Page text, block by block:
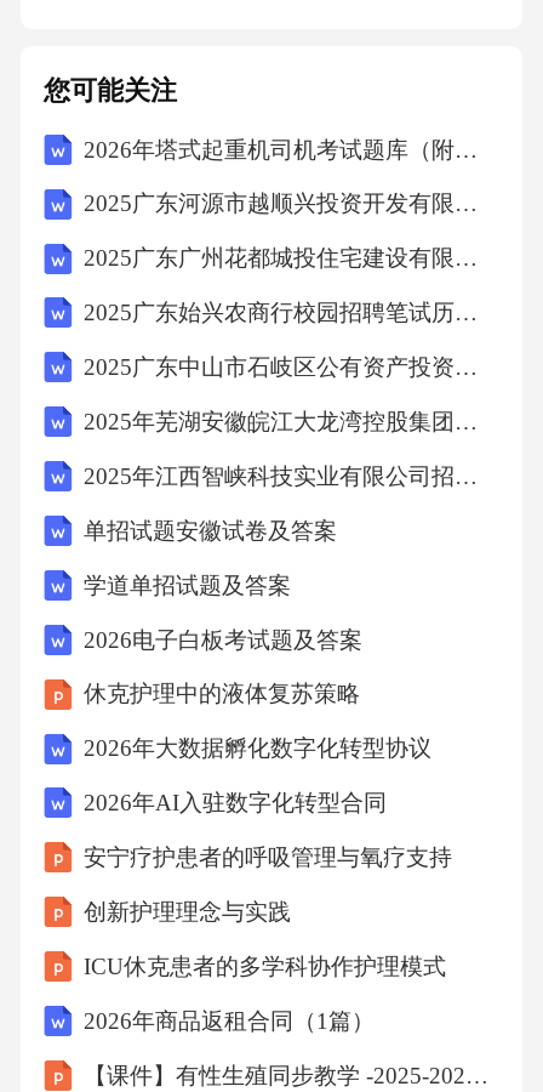
取得甲方的书面许可。未经许可，乙方不得擅
自使用、转让或以其他方式侵犯甲方的知识产
权。2.乙方在使用甲方知识产权时，应遵守相关
源和甲方公司的名称。十七、保密条款1.双方对
本合同内容以及合同履行过程中所知悉的对方
商业秘密负有保密义务，未经对方同意，不得
向任何第三方外泄。2.保密期限自合同签订之日
同自双方签字盖章之日起生效。2.本合同一式两
份，甲乙双方各执一份，具有同等法律效力。
十九、其他1.本合同未尽事宜，由双方另行协商
解决。2.本合同自签订之日起，如遇国家法律法
规、政策调整，双方应予以遵守，并按调整后
的规定履行本合同。附件,1.法律配送教育服务
内容详细说明：a.服务对象：全国范围内律师事
务所、企业法务部门、法律专业人士等；,b.服
律咨询等；c.服务周期：每月至少提供2次线上
课程，每年至少举办2次线下培训；d.服务成
果：提升参与者的法律素养，提高法律实务操
作能力。2.服务费用支付方式及时间安排：,a.乙
方应在每月25日前向甲方提交下月服务费用清
单；b.甲方应在收到费用清单后5个工作日内支
您可能关注
2026年塔式起重机司机考试题库（附答案）
2025广东河源市越顺兴投资开发有限公司招聘笔试及安排笔试历年难易错考点试卷带答案解析
2025广东广州花都城投住宅建设有限公司招聘广州花都城市环保投资有限公司项目用工人员综合总及背景调查环节人员笔试历年典型考点题库附带答案详解
2025广东始兴农商行校园招聘笔试历年典型考题及考点剖析附带答案详解
2025广东中山市石岐区公有资产投资有限公司高管招聘综合与人员笔试历年备考题库附带答案详解
2025年芜湖安徽皖江大龙湾控股集团有限公司公开招聘13人笔试历年难易错考点试卷带答案解析
2025年江西智峡科技实业有限公司招聘2人笔试历年难易错考点试卷带答案解析
单招试题安徽试卷及答案
学道单招试题及答案
2026电子白板考试题及答案
休克护理中的液体复苏策略
2026年大数据孵化数字化转型协议
2026年AI入驻数字化转型合同
安宁疗护患者的呼吸管理与氧疗支持
创新护理理念与实践
ICU休克患者的多学科协作护理模式
2026年商品返租合同（1篇）
【课件】有性生殖同步教学 -2025-2026学年人教版生物八年级下册